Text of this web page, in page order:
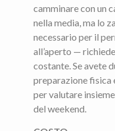
camminare con un
nella media, ma lo
necessario per il
all’aperto —
costante. Se avete
preparazione fisica
per valutare
del weekend.